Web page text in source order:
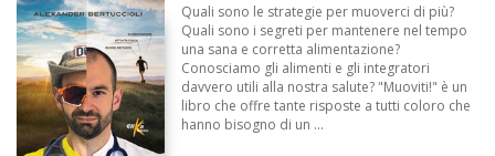
Quali sono le strategie per muoverci di più?
Quali sono i segreti per mantenere nel tempo
una sana e corretta alimentazione?
Conosciamo gli alimenti e gli integratori
davvero utili alla nostra salute? "Muoviti!" è un
libro che offre tante risposte a tutti coloro che
hanno bisogno di un ...